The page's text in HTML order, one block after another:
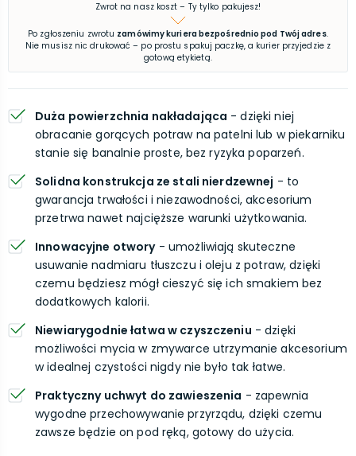
Zwrot na nasz koszt – Ty tylko pakujesz!
Po zgłoszeniu zwrotu zamówimy kuriera bezpośrednio pod Twój adres.
Nie musisz nic drukować – po prostu spakuj paczkę, a kurier przyjedzie z
gotową etykietą.
Duża powierzchnia nakładająca - dzięki niej
obracanie gorących potraw na patelni lub w piekarniku
stanie się banalnie proste, bez ryzyka poparzeń.
Solidna konstrukcja ze stali nierdzewnej - to
gwarancja trwałości i niezawodności, akcesorium
przetrwa nawet najcięższe warunki użytkowania.
Innowacyjne otwory- umożliwiają skuteczne
usuwanie nadmiaru tłuszczu i oleju z potraw, dzięki
czemu będziesz mógł cieszyć się ich smakiem bez
dodatkowych kalorii.
Niewiarygodnie łatwa w czyszczeniu - dzięki
możliwości mycia w zmywarce utrzymanie akcesorium
w idealnej czystości nigdy nie było tak łatwe.
Praktyczny uchwyt do zawieszenia - zapewnia
wygodne przechowywanie przyrządu, dzięki czemu
zawsze będzie on pod ręką, gotowy do użycia.